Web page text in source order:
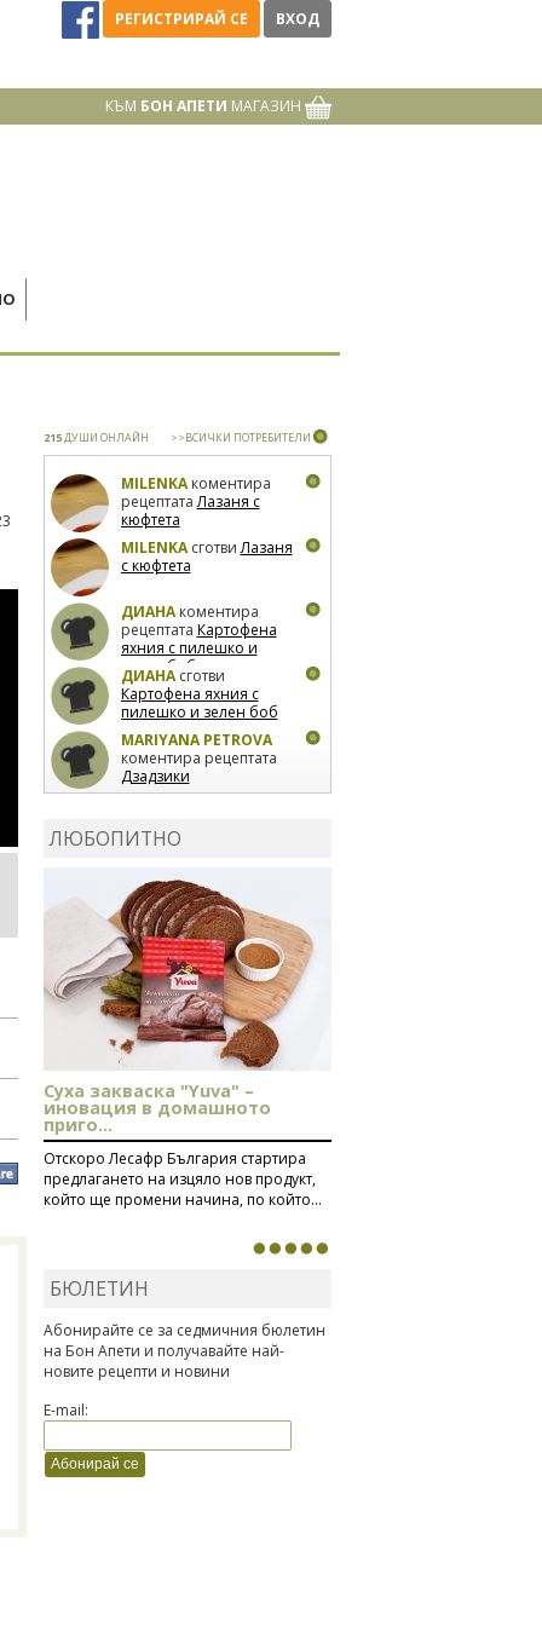
РЕГИСТРИРАЙ СЕ ВХОД
КЪМ БОН АПЕТИ МАГАЗИН
215ДУШИ ОНЛАЙН >>ВСИЧКИ ПОТРЕБИТЕЛИ
MILENKAкоментира
рецептатаЛазаня с
кюфтета
MILENKAсготвиЛазаня
с кюфтета
ДИАНАкоментира
рецептата Картофена
яхния с пилешко и
зелен боб
ДИАНАсготви
Картофена яхния с
пилешко и зелен боб
MARIYANA PETROVA
коментира рецептата
Дзадзики
сготвиДзадзики
ЛЮБОПИТНО
Суха закваска "Yuva" –
иновация в домашното
приго...
Отскоро Лесафр България стартира
предлагането на изцяло нов продукт,
който ще промени начина, по който...
БЮЛЕТИН
Абонирайте се за седмичния бюлетин
на Бон Апети и получавайте най-
новите рецепти и новини
E-mail: